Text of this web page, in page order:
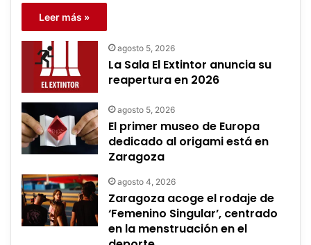
Leer más »
agosto 5, 2026
La Sala El Extintor anuncia su
reapertura en 2026
agosto 5, 2026
El primer museo de Europa
dedicado al origami está en
Zaragoza
agosto 4, 2026
Zaragoza acoge el rodaje de
‘Femenino Singular’, centrado
en la menstruación en el